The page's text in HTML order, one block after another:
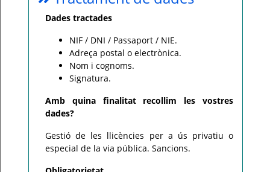
Dades tractades
NIF / DNI / Passaport / NIE.
Adreça postal o electrònica.
Nom i cognoms.
Signatura.
Amb quina finalitat recollim les vostres
dades?
Gestió de les llicències per a ús privatiu o
especial de la via pública. Sancions.